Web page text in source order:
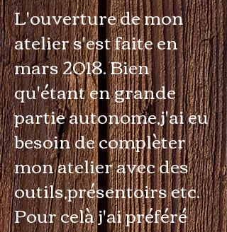
L'ouverture de mon
atelier s'est faite en
mars 2018. Bien
qu'étant en grande
partie autonome,j'ai eu
besoin de complèter
mon atelier avec des
outils,présentoirs etc.
Pour celà j'ai préféré